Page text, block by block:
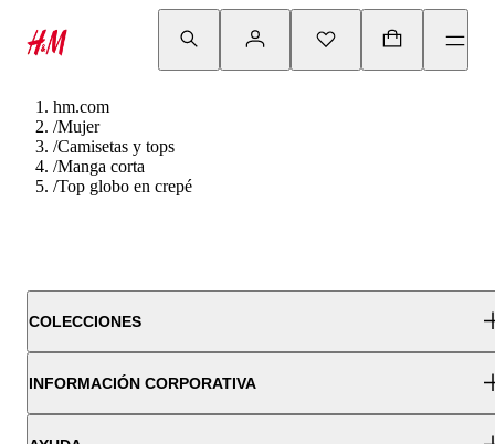
hm.com
/Mujer
/Camisetas y tops
/Manga corta
/Top globo en crepé
COLECCIONES
INFORMACIÓN CORPORATIVA